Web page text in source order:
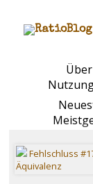
Fehlschluss
Äquivalenz